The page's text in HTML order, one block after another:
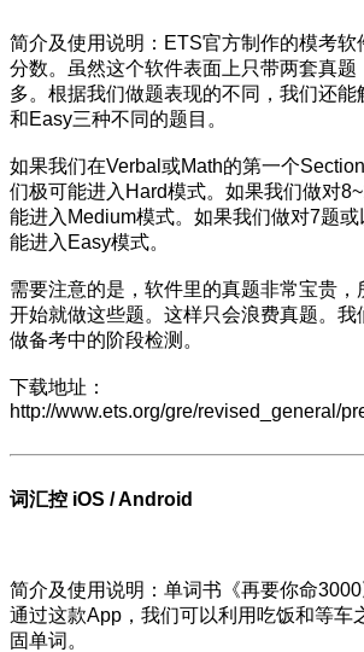
简介及使用说明：ETS官方制作的模考软
分数。虽然这个软件表面上只带两套真题
多。根据我们做题表现的不同，我们还能
和Easy三种不同的题目。
如果我们在Verbal或Math的第一个
们极可能进入Hard模式。如果我们做对
能进入Medium模式。如果我们做对7题
能进入Easy模式。
需要注意的是，软件里的真题非常宝贵，
开始就做这些题。这样只会浪费真题。我
做备考中的阶段检测。
下载地址：
http://www.ets.org/gre/revised_general/
词汇控 iOS / Android
简介及使用说明：单词书《再要你命3000
通过这款App，我们可以利用吃饭和等车
固单词。